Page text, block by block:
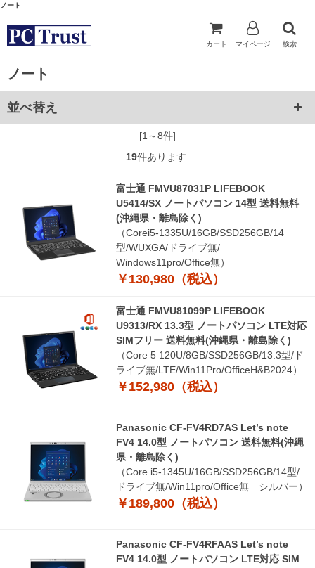
ノート
カート マイページ 検索
ノート
並べ替え
[1～8件]
19件あります
富士通 FMVU87031P LIFEBOOK
U5414/SX ノートパソコン 14型 送料無料
(沖縄県・離島除く)
（Corei5-1335U/16GB/SSD256GB/14
型/WUXGA/ドライブ無/
Windows11pro/Office無）
￥130,980（税込）
富士通 FMVU81099P LIFEBOOK
U9313/RX 13.3型 ノートパソコン LTE対応
SIMフリー 送料無料(沖縄県・離島除く)
（Core 5 120U/8GB/SSD256GB/13.3型/ド
ライブ無/LTE/Win11Pro/OfficeH&B2024）
￥152,980（税込）
Panasonic CF-FV4RD7AS Let’s note
FV4 14.0型 ノートパソコン 送料無料(沖縄
県・離島除く)
（Core i5-1345U/16GB/SSD256GB/14型/
ドライブ無/Win11pro/Office無 シルバー）
￥189,800（税込）
Panasonic CF-FV4RFAAS Let’s note
FV4 14.0型 ノートパソコン LTE対応 SIM